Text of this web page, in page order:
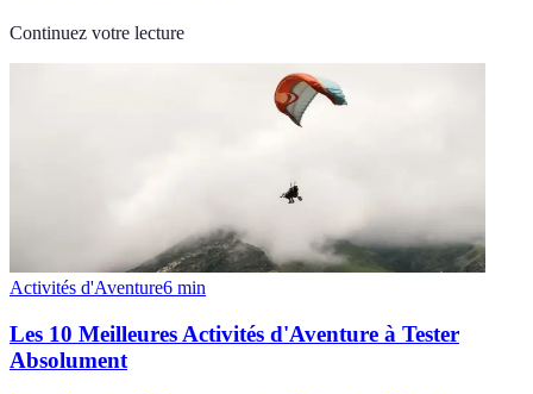
Continuez votre lecture
Activités d'Aventure6 min
Les 10 Meilleures Activités d'Aventure à Tester
Absolument